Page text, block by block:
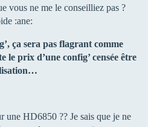
vous ne me le conseilliez pas ?
:ane:
ça sera pas flagrant comme
le prix d’une config’ censée être
une HD6850 ?? Je sais que je ne